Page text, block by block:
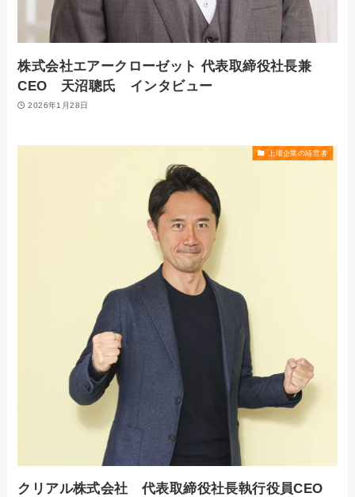
株式会社エアークローゼット 代表取締役社長兼
CEO 天沼聰氏 インタビュー
2026年1月28日
上場企業の経営者
クリアル株式会社 代表取締役社長執行役員CEO